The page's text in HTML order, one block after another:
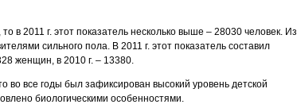
в 2011 г. этот показатель несколько выше – 28030 человек. Из
сильного пола. В 2011 г. этот показатель составил
женщин, в 2010 г. – 13380.
во все годы был зафиксирован высокий уровень детской
биологическими особенностями.